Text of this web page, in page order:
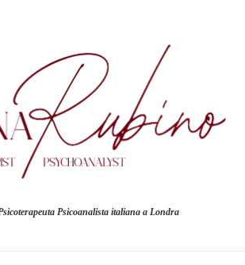
Psicoanalista italiana a Londra